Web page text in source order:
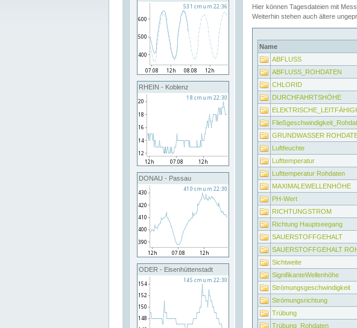
RHEIN - Koblenz
DONAU - Passau
ODER - Eisenhüttenstadt
Hier können Tagesdateien mit
Weiterhin stehen auch ältere
Name
ABFLUSS
ABFLUSS_ROHDATEN
CHLORID
DURCHFAHRTSHÖHE
GRUNDWASSER
Luftfeuchte
Lufttemperatur
Lufttemperatur Rohdaten
MAXIMALEWELLENHÖHE
PH-Wert
RICHTUNGSTROM
Richtung Hauptseegang
SAUERSTOFFGEHALT
SAUERSTOFFGEHALT
Sichtweite
SignifikanteWellenhöhe
Strömungsgeschwindigkeit
Strömungsrichtung
Trübung
Trübung_Rohdaten